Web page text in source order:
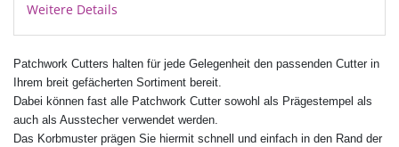
Weitere Details
Patchwork Cutters halten für jede Gelegenheit den passenden Cutter in
Ihrem breit gefächerten Sortiment bereit.
Dabei können fast alle Patchwork Cutter sowohl als Prägestempel als
auch als Ausstecher verwendet werden.
Das Korbmuster prägen Sie hiermit schnell und einfach in den Rand der